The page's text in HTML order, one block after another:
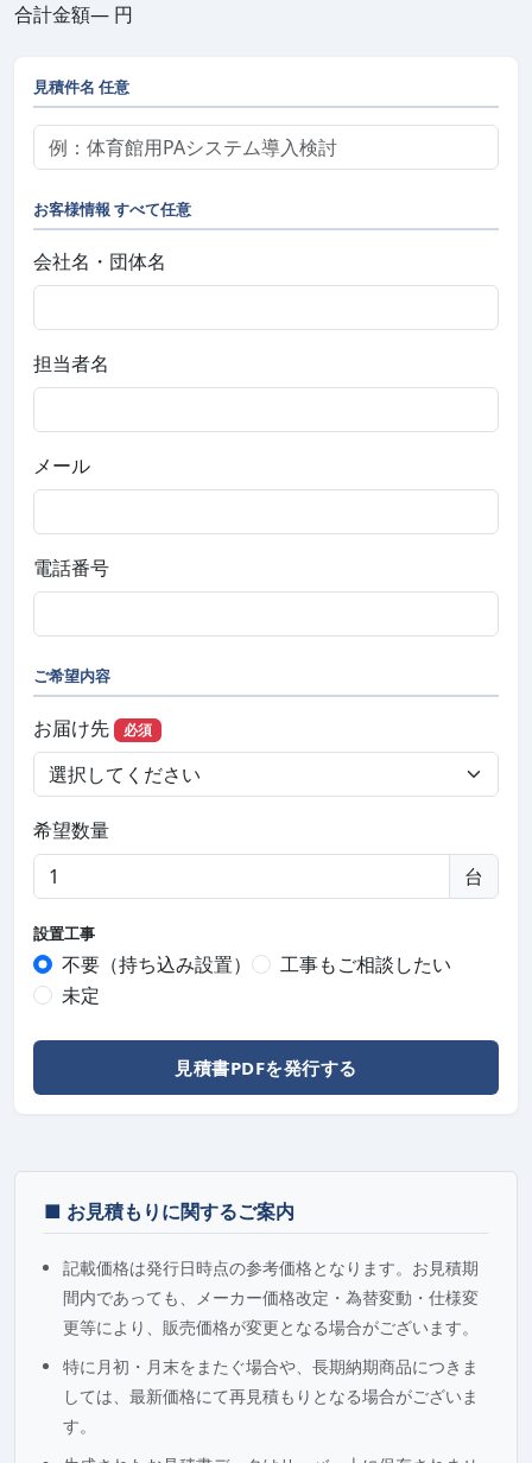
合計金額— 円
見積件名 任意
お客様情報 すべて任意
会社名・団体名
担当者名
メール
電話番号
ご希望内容
お届け先 必須
希望数量
台
設置工事
不要（持ち込み設置）
工事もご相談したい
未定
見積書PDFを発行する
■ お見積もりに関するご案内
記載価格は発行日時点の参考価格となります。お見積期
間内であっても、メーカー価格改定・為替変動・仕様変
更等により、販売価格が変更となる場合がございます。
特に月初・月末をまたぐ場合や、長期納期商品につきま
しては、最新価格にて再見積もりとなる場合がございま
す。